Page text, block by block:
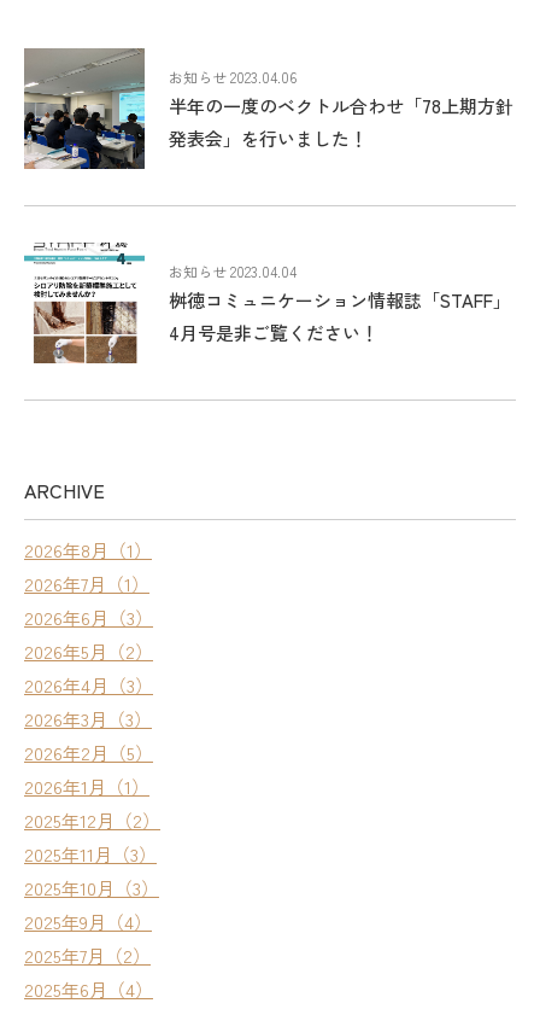
お知らせ 2023.04.06
半年の一度のベクトル合わせ「78上期方針
発表会」を行いました！
お知らせ 2023.04.04
桝徳コミュニケーション情報誌「STAFF」
4月号是非ご覧ください！
ARCHIVE
2026年8月（1）
2026年7月（1）
2026年6月（3）
2026年5月（2）
2026年4月（3）
2026年3月（3）
2026年2月（5）
2026年1月（1）
2025年12月（2）
2025年11月（3）
2025年10月（3）
2025年9月（4）
2025年7月（2）
2025年6月（4）